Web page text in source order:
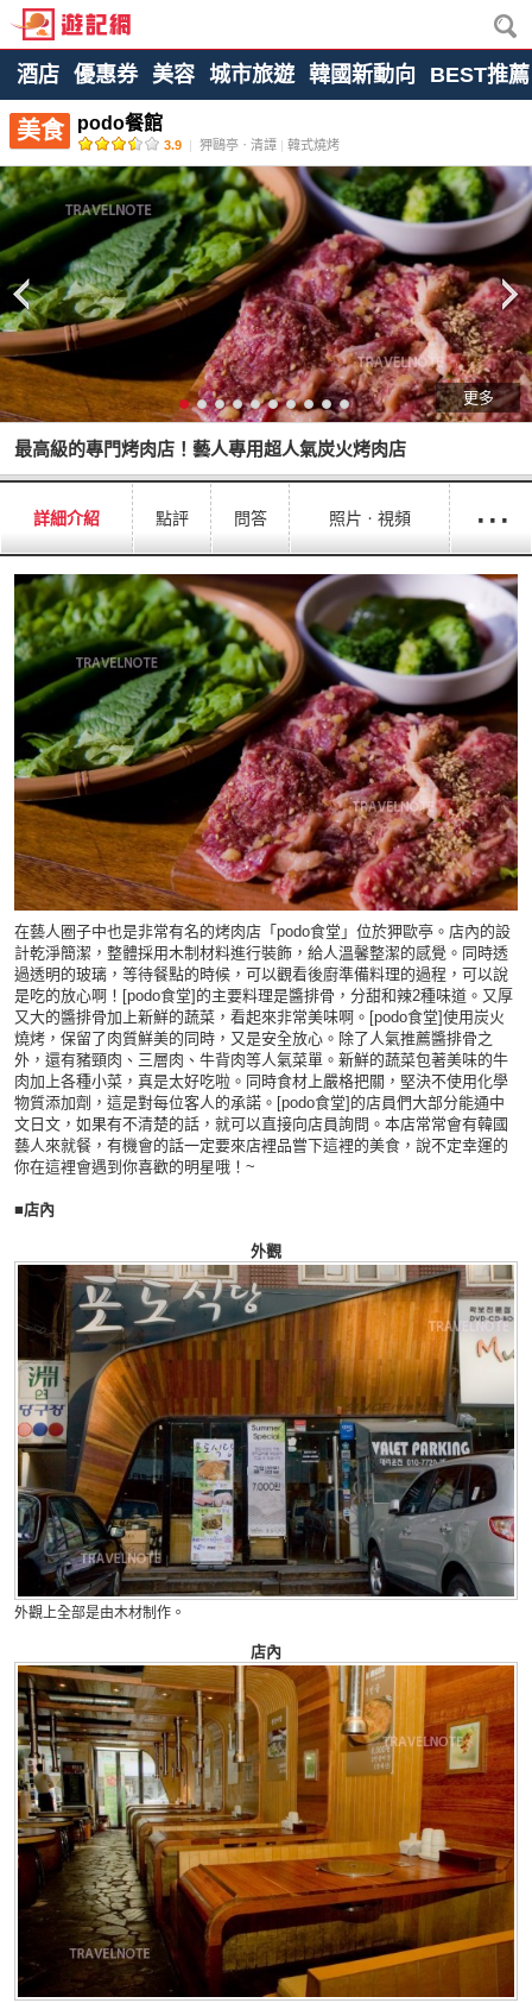
酒店 優惠券 美容 城市旅遊 韓國新動向 BEST推薦
美食 podo餐館
3.9 | 狎鷗亭ㆍ清譚 | 韓式燒烤
更多
最高級的專門烤肉店！藝人專用超人氣炭火烤肉店
詳細介紹 點評 問答 照片ㆍ視頻 ···
在藝人圈子中也是非常有名的烤肉店「podo食堂」位於狎歐亭。店內的設
計乾淨簡潔，整體採用木制材料進行裝飾，給人溫馨整潔的感覺。同時透
過透明的玻璃，等待餐點的時候，可以觀看後廚準備料理的過程，可以說
是吃的放心啊！[podo食堂]的主要料理是醬排骨，分甜和辣2種味道。又厚
又大的醬排骨加上新鮮的蔬菜，看起來非常美味啊。[podo食堂]使用炭火
燒烤，保留了肉質鮮美的同時，又是安全放心。除了人氣推薦醬排骨之
外，還有豬頸肉、三層肉、牛背肉等人氣菜單。新鮮的蔬菜包著美味的牛
肉加上各種小菜，真是太好吃啦。同時食材上嚴格把關，堅決不使用化學
物質添加劑，這是對每位客人的承諾。[podo食堂]的店員們大部分能通中
文日文，如果有不清楚的話，就可以直接向店員詢問。本店常常會有韓國
藝人來就餐，有機會的話一定要來店裡品嘗下這裡的美食，說不定幸運的
你在這裡會遇到你喜歡的明星哦！~
■店內
外觀
外觀上全部是由木材制作。
店內